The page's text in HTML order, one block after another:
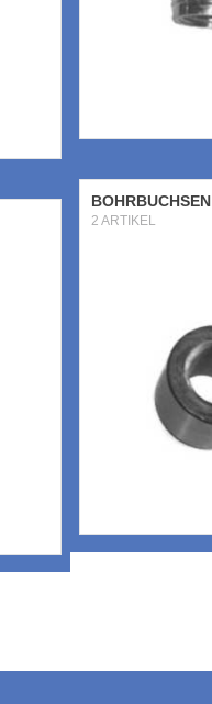
BOHRBUCHSEN
2 ARTIKEL